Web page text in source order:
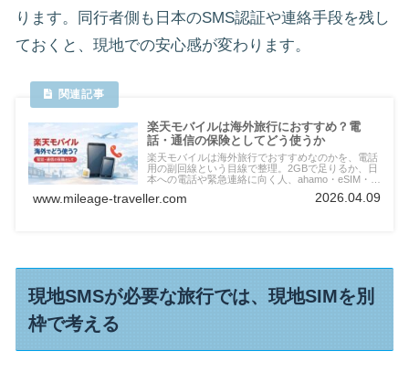
ります。同行者側も日本のSMS認証や連絡手段を残し
ておくと、現地での安心感が変わります。
楽天モバイルは海外旅行におすすめ？電
話・通信の保険としてどう使うか
楽天モバイルは海外旅行でおすすめなのかを、電話
用の副回線という目線で整理。2GBで足りるか、日
本への電話や緊急連絡に向く人、ahamo・eSIM・現
ります。
www.mileage-traveller.com 2026.04.09
現地SMSが必要な旅行では、現地SIMを別
枠で考える